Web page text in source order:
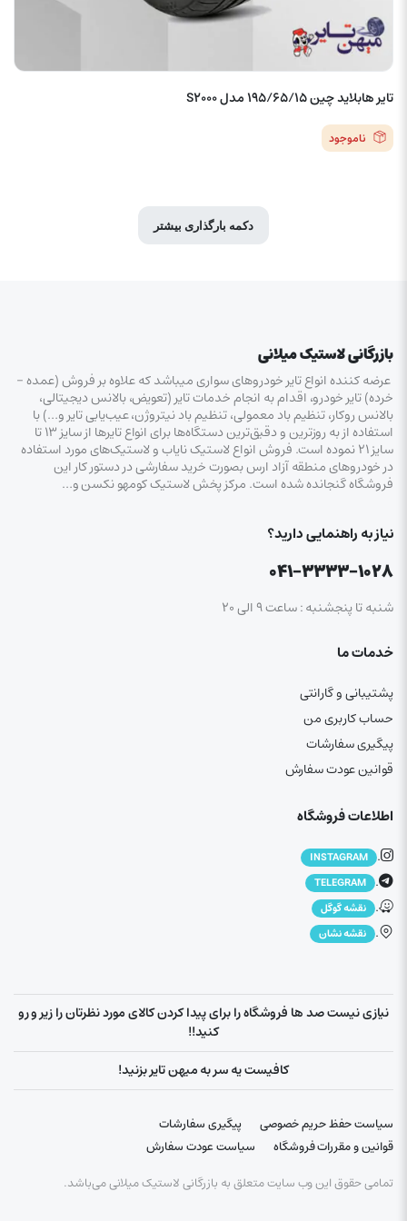
تایر هابلاید چین 195/65/15 مدل S2000
ناموجود
دکمه بارگذاری بیشتر
بازرگانی لاستیک میلانی
عرضه کننده انواع تایر خودروهای سواری میباشد که علاوه بر فروش (عمده –
خرده‌) تایر خودرو، اقدام به انجام خدمات تایر (تعویض، بالانس دیجیتالی،
بالانس روکار، تنظیم باد معمولی، تنظیم باد نیتروژن، عیب‌یابی تایر و…) با
استفاده از به روزترین و دقیق‌ترین دستگاه‌ها برای انواع تایرها از سایز ۱۳ تا
سایز ۲۱ نموده است. فروش انواع لاستیک‌ نایاب و لاستیک‌های مورد استفاده
در خودروهای منطقه آزاد ارس بصورت خرید سفارشی در دستور کار این
فروشگاه گنجانده شده است. مرکز پخش لاستیک کومهو نکسن و…
نیاز به راهنمایی دارید؟
۰۴۱-۳۳۳۳-۱۰۲۸
شنبه تا پنجشنبه : ساعت ۹ الی ۲۰
خدمات ما
پشتیبانی و گارانتی
حساب کاربری من
پیگیری سفارشات
قوانین عودت سفارش
اطلاعات فروشگاه
.
INSTAGRAM
.
TELEGRAM
. نقشه گوگل
. نقشه نشان
نیازی نیست صد ها فروشگاه را برای پیدا کردن کالای مورد نظرتان را زیر و رو
کنید!!
کافیست یه سر به میهن تایر بزنید!
سیاست حفظ حریم خصوصی
پیگیری سفارشات
قوانین و مقررات فروشگاه
سیاست عودت سفارش
تمامی حقوق این وب سایت متعلق به بازرگانی لاستیک میلانی می‌باشد.